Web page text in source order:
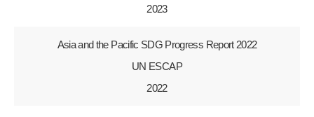
2023
Asia and the Pacific SDG Progress Report 2022
UN ESCAP
2022